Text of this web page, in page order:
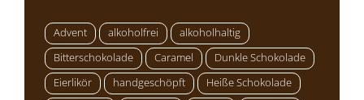
Advent alkoholfrei
alkoholhaltig
Bitterschokolade
Caramel
Dunkle Schokolade
Eierlikör
handgeschöpft
Heiße Schokolade